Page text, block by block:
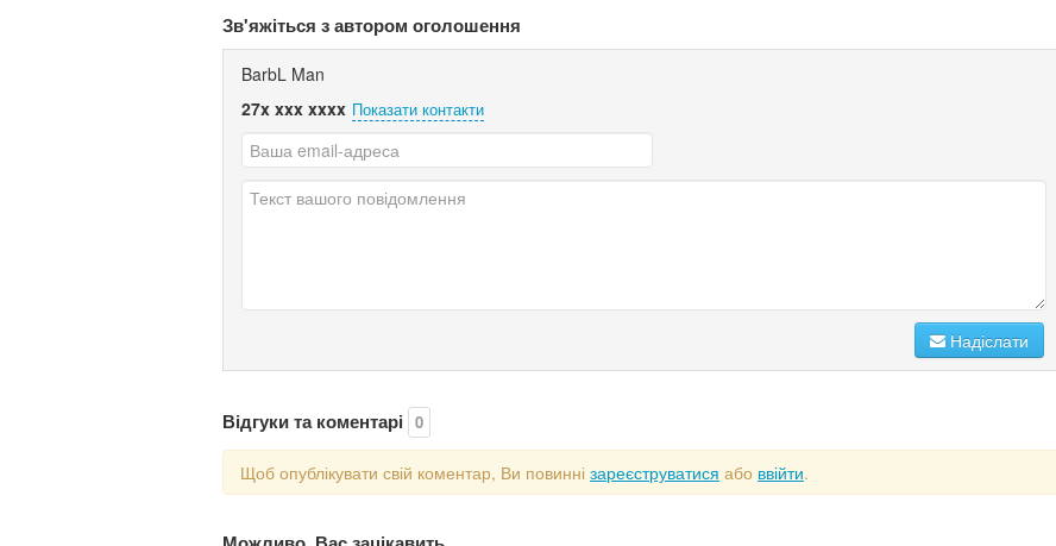
Зв'яжіться з автором оголошення
BarbL Man
27x xxx xxxx Показати контакти
Надіслати
Відгуки та коментарі 0
Щоб опублікувати свій коментар, Ви повинні зареєструватися або ввійти.